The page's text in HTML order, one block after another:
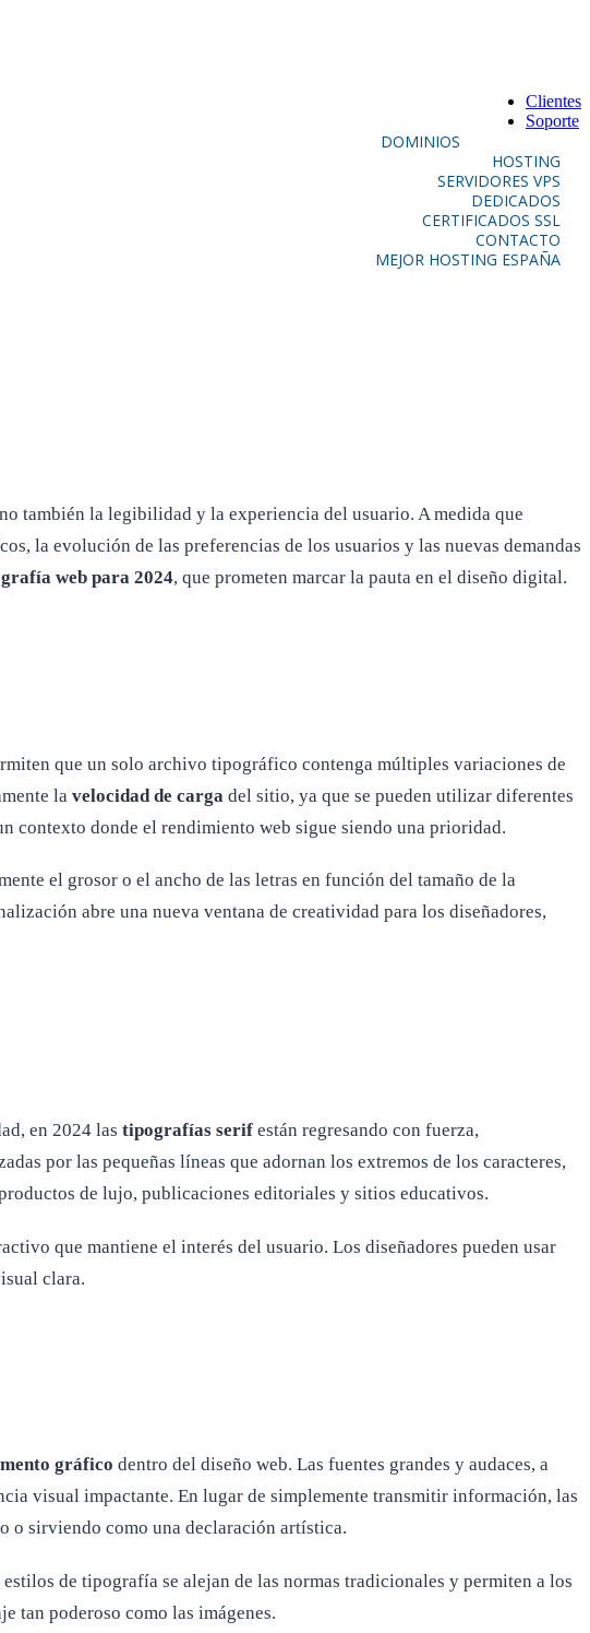
Clientes
Soporte
DOMINIOS
HOSTING
SERVIDORES VPS
DEDICADOS
CERTIFICADOS SSL
CONTACTO
MEJOR HOSTING ESPAÑA
también la legibilidad y la experiencia del usuario. A medida que
la evolución de las preferencias de los usuarios y las nuevas demandas
web para 2024, que prometen marcar la pauta en el diseño digital.
que un solo archivo tipográfico contenga múltiples variaciones de
la velocidad de carga del sitio, ya que se pueden utilizar diferentes
contexto donde el rendimiento web sigue siendo una prioridad.
el grosor o el ancho de las letras en función del tamaño de la
abre una nueva ventana de creatividad para los diseñadores,
en 2024 las tipografías serif están regresando con fuerza,
por las pequeñas líneas que adornan los extremos de los caracteres,
de lujo, publicaciones editoriales y sitios educativos.
que mantiene el interés del usuario. Los diseñadores pueden usar
clara.
gráfico dentro del diseño web. Las fuentes grandes y audaces, a
visual impactante. En lugar de simplemente transmitir información, las
o sirviendo como una declaración artística.
de tipografía se alejan de las normas tradicionales y permiten a los
tan poderoso como las imágenes.